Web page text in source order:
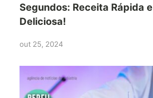
Segundos: Receita Rápida e
Deliciosa!
out 25, 2024